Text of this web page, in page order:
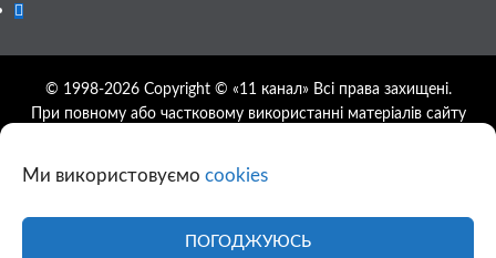
Ми використовуємо cookies
ПОГОДЖУЮСЬ
Google
© 1998-2026 Copyright © «11 канал» Всі права захищені.
При повному або частковому використанні матеріалів сайту
дозволяється за умови посилання на джерело та прямого